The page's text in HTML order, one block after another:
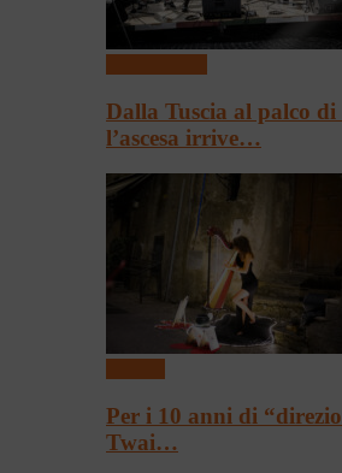
Dalla Tuscia al palco
l’ascesa irrive…
Per i 10 anni di
Twai…